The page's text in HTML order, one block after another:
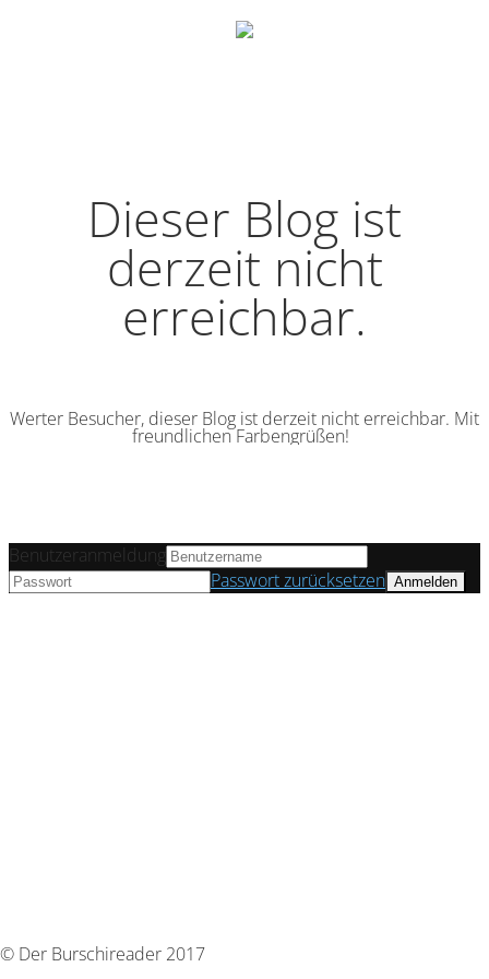
Dieser Blog ist
derzeit nicht
erreichbar.
Werter Besucher, dieser Blog ist derzeit nicht erreichbar. Mit
freundlichen Farbengrüßen!
© Der Burschireader 2017
Benutzeranmeldung
Passwort zurücksetzen